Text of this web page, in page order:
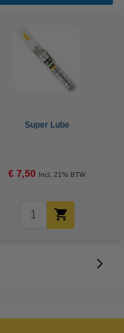
Super Lube
€ 7,50 Incl. 21% BTW